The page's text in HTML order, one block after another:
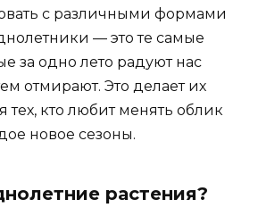
с различными формами
— это те самые
за одно лето радуют нас
отмирают. Это делает их
кто любит менять облик
новое сезоны.
растения?